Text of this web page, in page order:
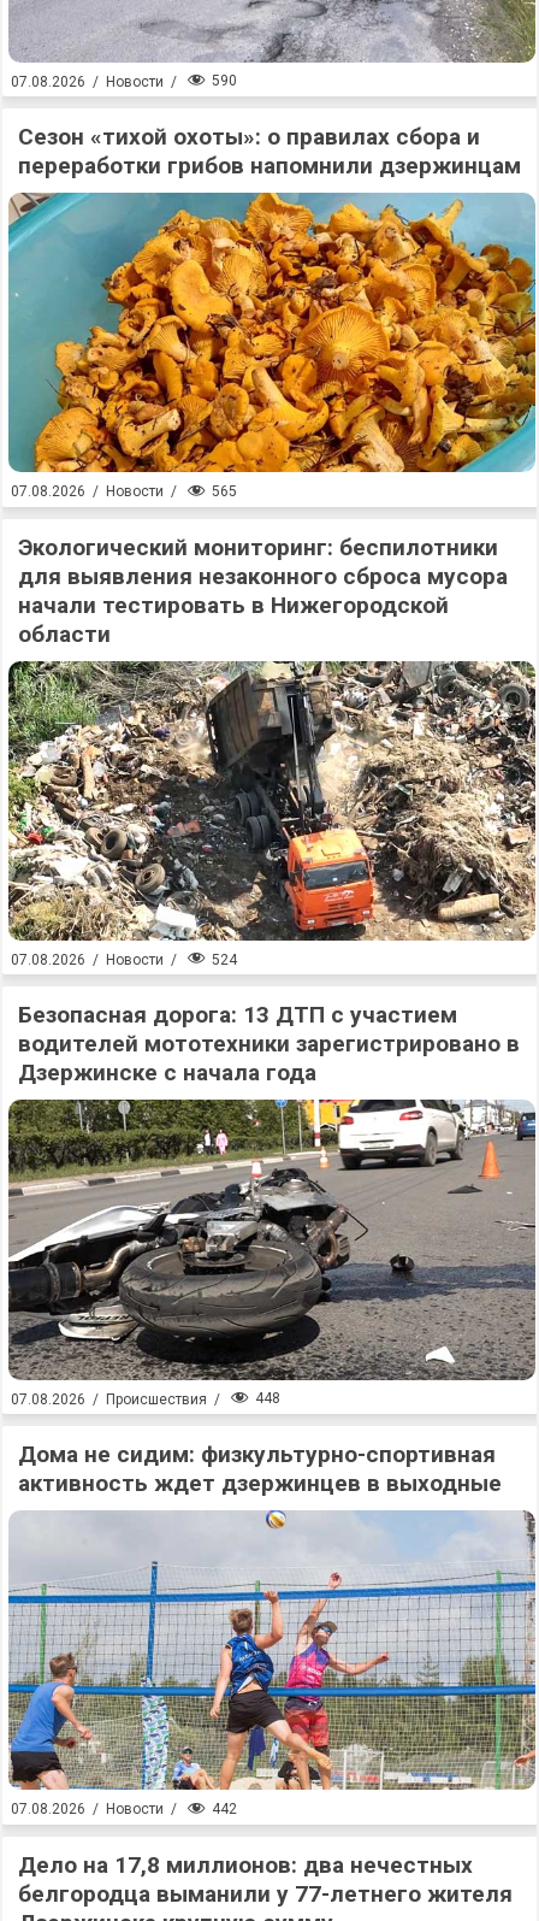
07.08.2026 / Новости / 590
Сезон «тихой охоты»: о правилах сбора и
переработки грибов напомнили дзержинцам
07.08.2026 / Новости / 565
Экологический мониторинг: беспилотники
для выявления незаконного сброса мусора
начали тестировать в Нижегородской
области
07.08.2026 / Новости / 524
Безопасная дорога: 13 ДТП с участием
водителей мототехники зарегистрировано в
Дзержинске с начала года
07.08.2026 / Происшествия / 448
Дома не сидим: физкультурно-спортивная
активность ждет дзержинцев в выходные
07.08.2026 / Новости / 442
Дело на 17,8 миллионов: два нечестных
белгородца выманили у 77-летнего жителя